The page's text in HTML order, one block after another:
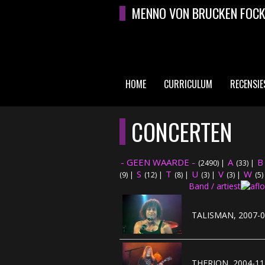
Overslaan en naar de algemene inhoud gaanMENNO VON BRUCKEN FOCK
HOOFDMENU
HOME CURRICULUM
CONCERTEN
- GEEN WAARDE - (2490) | A (33) | B
(9) | S (12) | T (8) | U (3) | V (3) | W (5)
Band / artiest
TALISMAN, 2007-